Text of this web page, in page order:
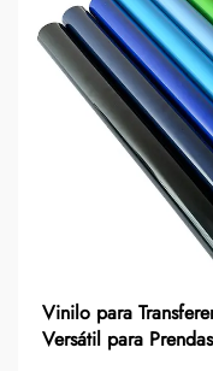
Vinilo para
Versátil para